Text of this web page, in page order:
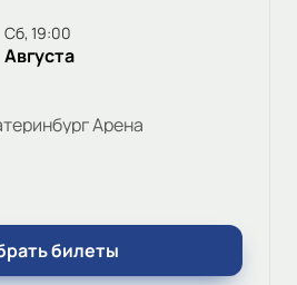
сб, 19:00
Августа
Арена
билеты